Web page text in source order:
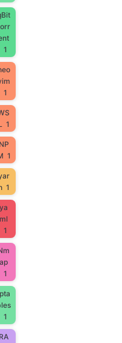
1
1
1
NP
1
1
ya
ml
1
ap
1
1
RA